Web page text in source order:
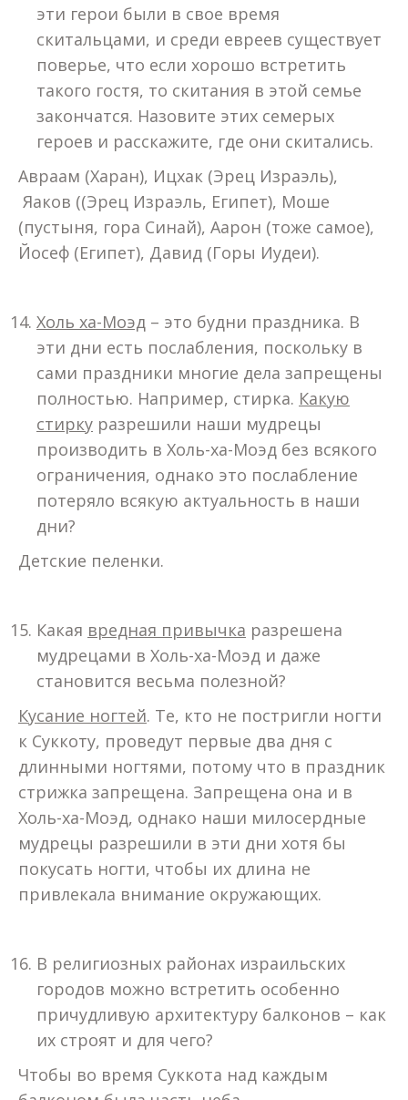
эти герои были в свое время
скитальцами, и среди евреев существует
поверье, что если хорошо встретить
такого гостя, то скитания в этой семье
закончатся. Назовите этих семерых
героев и расскажите, где они скитались.
Авраам (Харан), Ицхак (Эрец Израэль),
Яаков ((Эрец Израэль, Египет), Моше
(пустыня, гора Синай), Аарон (тоже самое),
Йосеф (Египет), Давид (Горы Иудеи).
Холь ха-Моэд – это будни праздника. В
эти дни есть послабления, поскольку в
сами праздники многие дела запрещены
полностью. Например, стирка. Какую
стирку разрешили наши мудрецы
производить в Холь-ха-Моэд без всякого
ограничения, однако это послабление
потеряло всякую актуальность в наши
дни?
Детские пеленки.
Какая вредная привычка разрешена
мудрецами в Холь-ха-Моэд и даже
становится весьма полезной?
Кусание ногтей. Те, кто не постригли ногти
к Суккоту, проведут первые два дня с
длинными ногтями, потому что в праздник
стрижка запрещена. Запрещена она и в
Холь-ха-Моэд, однако наши милосердные
мудрецы разрешили в эти дни хотя бы
покусать ногти, чтобы их длина не
привлекала внимание окружающих.
В религиозных районах израильских
городов можно встретить особенно
причудливую архитектуру балконов – как
их строят и для чего?
Чтобы во время Суккота над каждым